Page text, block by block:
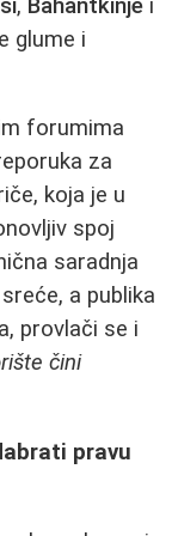
, Bahantkinje i
glume i
forumima
za
koja je u
spoj
saradnja
a publika
provlači se i
čini
pravu